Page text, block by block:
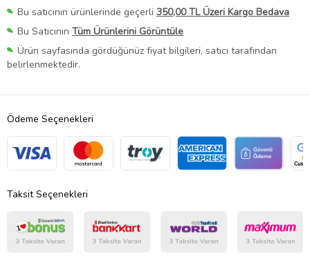
Bu satıcının ürünlerinde geçerli 350,00 TL Üzeri Kargo Bedava
Bu Satıcının Tüm Ürünlerini Görüntüle
Ürün sayfasında gördüğünüz fiyat bilgileri, satıcı tarafından
belirlenmektedir.
Ödeme Seçenekleri
Taksit Seçenekleri